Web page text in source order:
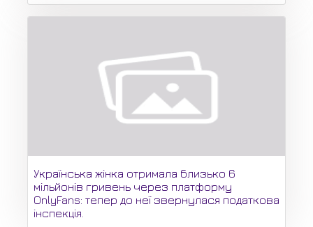
Українська жінка отримала близько 6
мільйонів гривень через платформу
OnlyFans: тепер до неї звернулася податкова
інспекція.